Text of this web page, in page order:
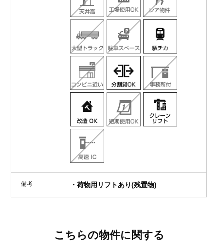
備考 ・荷物用リフトあり(残置物)
こちらの物件に関する